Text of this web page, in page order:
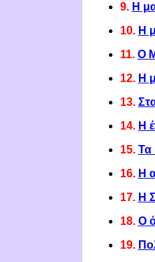
9. Η
10. Η
11. Ο
12. Η
13.
14. Η
15. Τα
16. Η
17. Η
18. Ο
19.